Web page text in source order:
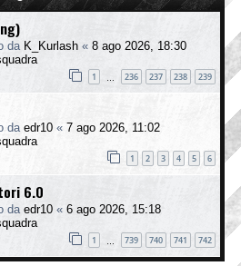
da K_Kurlash « 8 ago 2026, 18:30
1 236 237 238 239
da edr10 « 7 ago 2026, 11:02
1 2 3 4 5 6
6.0
da edr10 « 6 ago 2026, 15:18
1 739 740 741 742